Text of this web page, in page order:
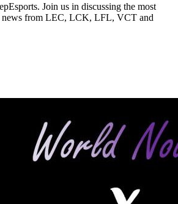
Join us in discussing the most
news from LEC, LCK, LFL, VCT and